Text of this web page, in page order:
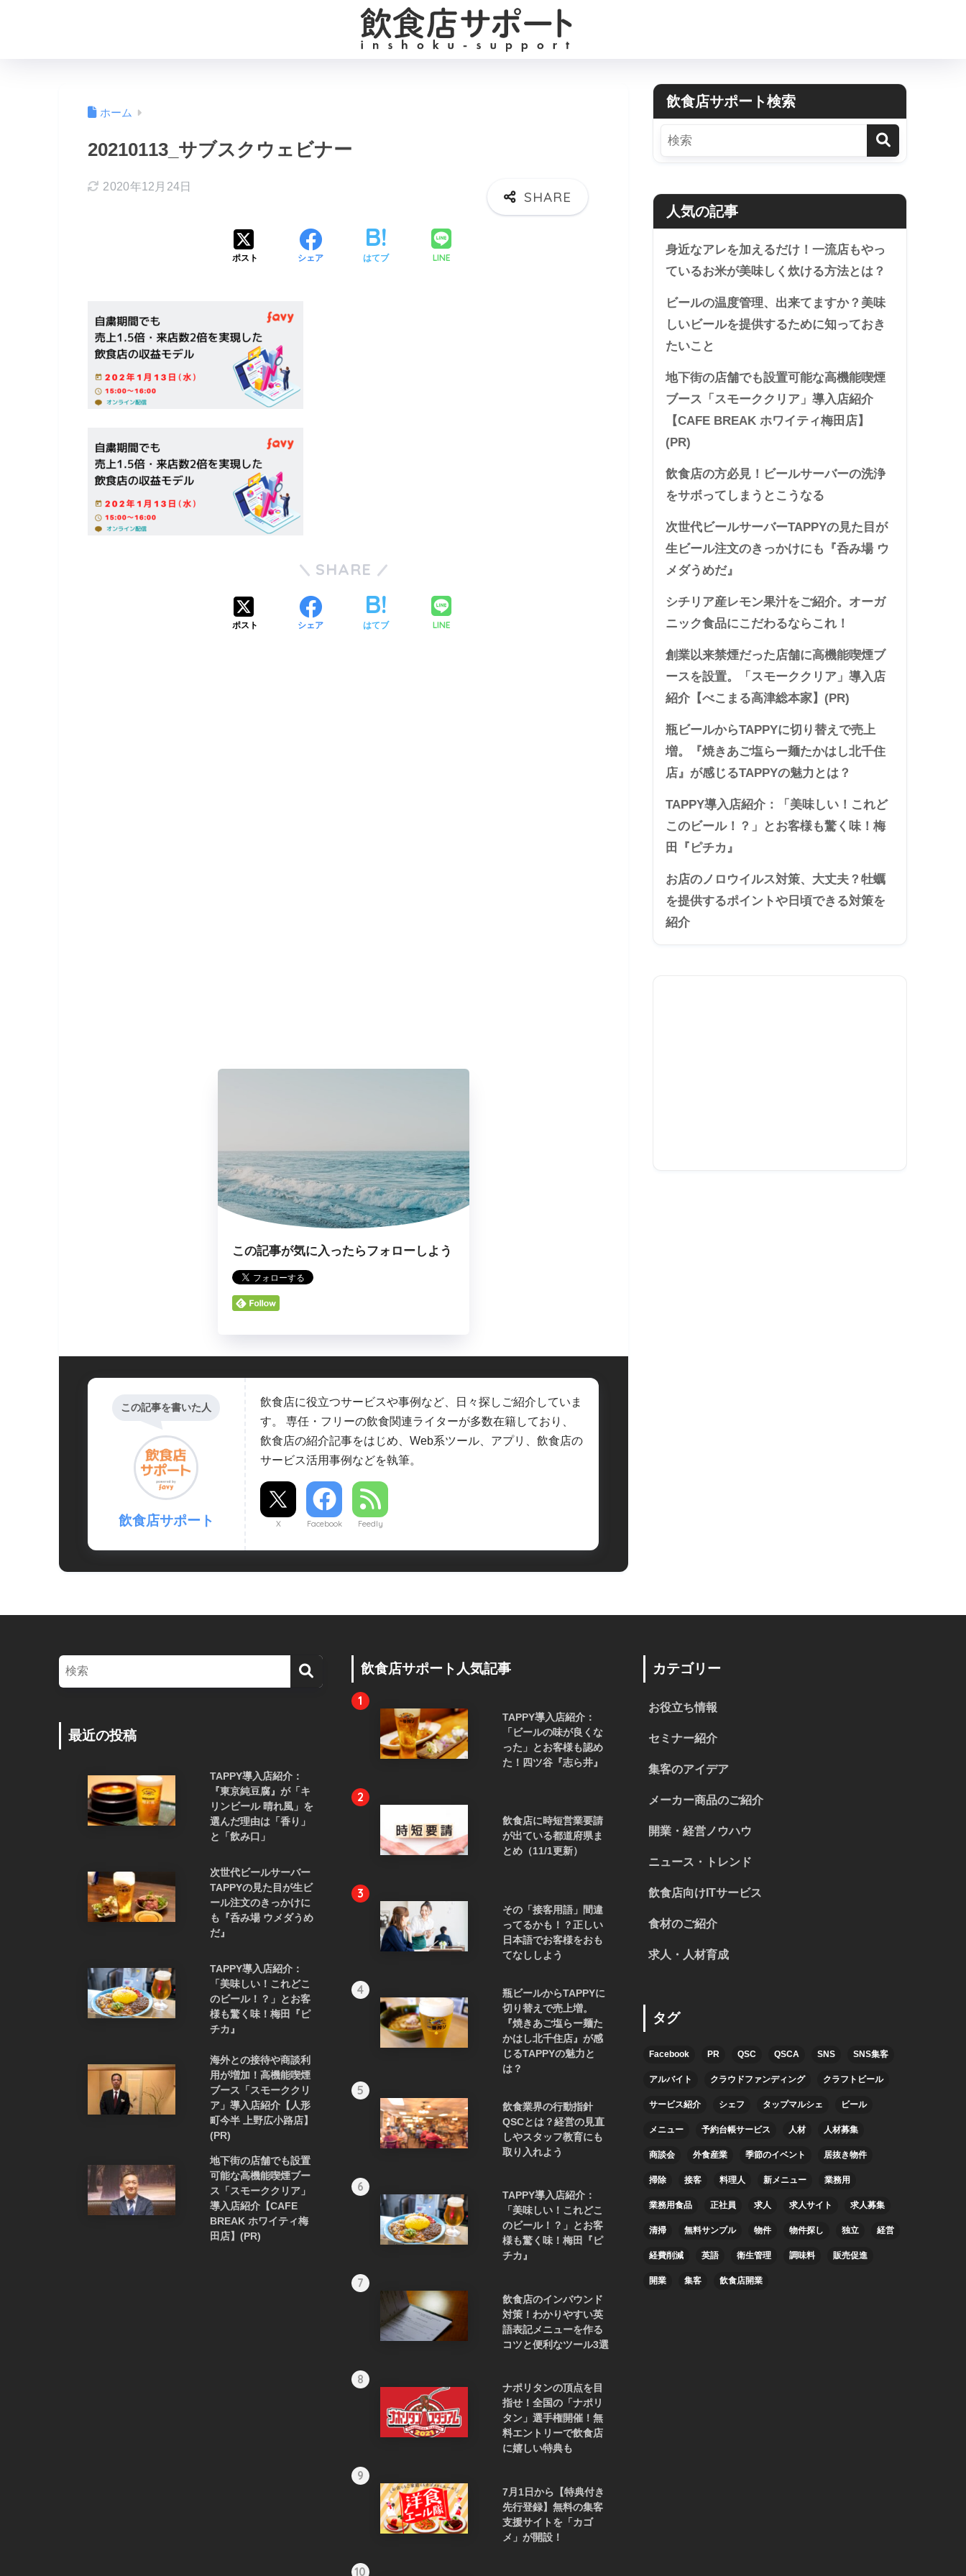
ホーム
20210113_サブスクウェビナー
2020年12月24日
ポスト シェア はてブ LINE
SHARE
ポスト シェア はてブ LINE
この記事が気に入ったらフォローしよう
この記事を書いた人
飲食店サポート
飲食店に役立つサービスや事例など、日々探しご紹介していま
す。 専任・フリーの飲食関連ライターが多数在籍しており、
飲食店の紹介記事をはじめ、Web系ツール、アプリ、飲食店の
サービス活用事例などを執筆。
X Facebook Feedly
飲食店サポート検索
人気の記事
身近なアレを加えるだけ！一流店もやっ
ているお米が美味しく炊ける方法とは？
ビールの温度管理、出来てますか？美味
しいビールを提供するために知っておき
たいこと
地下街の店舗でも設置可能な高機能喫煙
ブース「スモーククリア」導入店紹介
【CAFE BREAK ホワイティ梅田店】
(PR)
飲食店の方必見！ビールサーバーの洗浄
をサボってしまうとこうなる
次世代ビールサーバーTAPPYの見た目が
生ビール注文のきっかけにも『呑み場 ウ
メダうめだ』
シチリア産レモン果汁をご紹介。オーガ
ニック食品にこだわるならこれ！
創業以来禁煙だった店舗に高機能喫煙ブ
ースを設置。「スモーククリア」導入店
紹介【べこまる高津総本家】(PR)
瓶ビールからTAPPYに切り替えで売上
増。『焼きあご塩らー麺たかはし北千住
店』が感じるTAPPYの魅力とは？
TAPPY導入店紹介：「美味しい！これど
このビール！？」とお客様も驚く味！梅
田『ピチカ』
お店のノロウイルス対策、大丈夫？牡蠣
を提供するポイントや日頃できる対策を
紹介
最近の投稿
TAPPY導入店紹介：
『東京純豆腐』が「キ
リンビール 晴れ風」を
選んだ理由は「香り」
と「飲み口」
次世代ビールサーバー
TAPPYの見た目が生ビ
ール注文のきっかけに
も『呑み場 ウメダうめ
だ』
TAPPY導入店紹介：
「美味しい！これどこ
のビール！？」とお客
様も驚く味！梅田『ピ
チカ』
海外との接待や商談利
用が増加！高機能喫煙
ブース「スモーククリ
ア」導入店紹介【人形
町今半 上野広小路店】
(PR)
地下街の店舗でも設置
可能な高機能喫煙ブー
ス「スモーククリア」
導入店紹介【CAFE
BREAK ホワイティ梅
田店】(PR)
飲食店サポート人気記事
1
TAPPY導入店紹介：
「ビールの味が良くな
った」とお客様も認め
た！四ツ谷『志ら井』
2
飲食店に時短営業要請
が出ている都道府県ま
とめ（11/1更新）
3
その「接客用語」間違
ってるかも！？正しい
日本語でお客様をおも
てなししよう
4
瓶ビールからTAPPYに
切り替えで売上増。
『焼きあご塩らー麺た
かはし北千住店』が感
じるTAPPYの魅力と
は？
5
飲食業界の行動指針
QSCとは？経営の見直
しやスタッフ教育にも
取り入れよう
6
TAPPY導入店紹介：
「美味しい！これどこ
のビール！？」とお客
様も驚く味！梅田『ピ
チカ』
7
飲食店のインバウンド
対策！わかりやすい英
語表記メニューを作る
コツと便利なツール3選
8
ナポリタンの頂点を目
指せ！全国の「ナポリ
タン」選手権開催！無
料エントリーで飲食店
に嬉しい特典も
9
7月1日から【特典付き
先行登録】無料の集客
支援サイトを「カゴ
メ」が開設！
10
カテゴリー
お役立ち情報
セミナー紹介
集客のアイデア
メーカー商品のご紹介
開業・経営ノウハウ
ニュース・トレンド
飲食店向けITサービス
食材のご紹介
求人・人材育成
タグ
Facebook PR QSC QSCA SNS SNS集客
アルバイト クラウドファンディング クラフトビール
サービス紹介 シェフ タップマルシェ ビール
メニュー 予約台帳サービス 人材 人材募集
商談会 外食産業 季節のイベント 居抜き物件
掃除 接客 料理人 新メニュー 業務用
業務用食品 正社員 求人 求人サイト 求人募集
清掃 無料サンプル 物件 物件探し 独立 経営
経費削減 英語 衛生管理 調味料 販売促進
開業 集客 飲食店開業